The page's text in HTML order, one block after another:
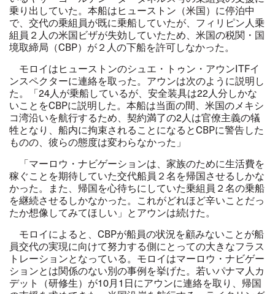
乗り出していた。本船はヒューストン（米国）に停泊中
で、交代の乗組員が既に乗船していたが、フィリピン人乗
組員２人の米国ビザが失効していたため、米国の税関・国
境取締局（CBP）が２人の下船を許可しなかった。
モロイはヒューストンのシュエ・トゥン・アウンITFイ
ンスペクターに連絡を取った。アウンは次のように説明し
た。「24人が乗船しているが、安全装具は22人分しかな
いことをCBPに説明した。本船は当面の間、米国のメキシ
コ湾沿いを航行するため、契約満了の2人は官僚主義の犠
牲となり、船内に拘束されることになるとCBPに警告した
ものの、彼らの態度は変わらなかった」
「マーロウ・ナビゲーションは、家族のために生活費を
稼ぐことを期待していた交代船員２名を帰国させるしかな
かった。また、帰国を心待ちにしていた乗組員２名の乗船
を継続させるしかなかった。これがどれほど辛いことだっ
たか想像してみてほしい」とアウンは続けた。
モロイによると、 CBPが船員の状況を顧みないことが船
員交代の実現に向けて努力する側にとっての大きなフラス
トレーションとなっている。モロイはマーロウ・ナビゲー
ションとは関係のない別の事例を挙げた。若いパナマ人カ
デット（研修生）が10月1 日にアウンに連絡を取り、帰国